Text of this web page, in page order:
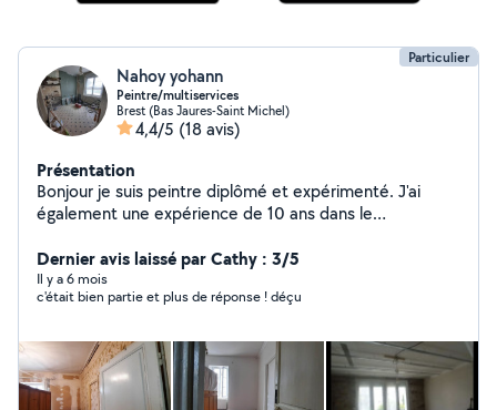
Particulier
Nahoy yohann
Peintre/multiservices
Brest (Bas Jaures-Saint Michel)
4,4/5 (18 avis)
Présentation
Bonjour je suis peintre diplômé et expérimenté. J'ai
également une expérience de 10 ans dans le
cordes à mon arc je peux vous proposer mes
compétences dans plusieurs domaines.
Dernier avis laissé par Cathy : 3/5
Il y a 6 mois
c'était bien partie et plus de réponse ! déçu